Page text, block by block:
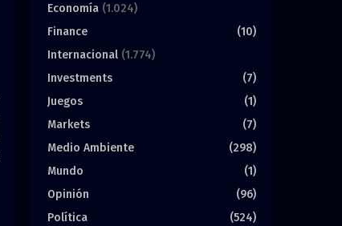
Economía (1.024)
Finance
(10)
Internacional (1.774)
Investments
(7)
Juegos
(1)
Markets
(7)
Medio Ambiente
(298)
Mundo
(1)
Opinión
(96)
Política
(524)